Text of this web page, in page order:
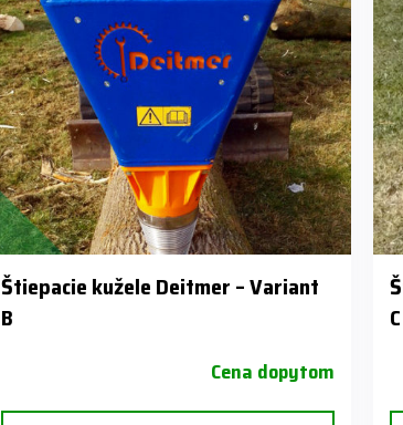
Štiepacie kužele Deitmer – Variant
B
Cena dopytom
C